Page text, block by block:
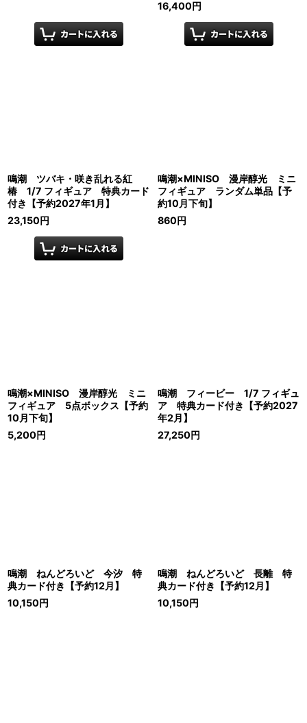
16,400円
鳴潮 ツバキ・咲き乱れる紅
椿 1/7 フィギュア 特典カード
付き【予約2027年1月】
23,150円
鳴潮×MINISO 漫岸醇光 ミニ
フィギュア ランダム単品【予
約10月下旬】
860円
鳴潮×MINISO 漫岸醇光 ミニ
フィギュア 5点ボックス【予約
10月下旬】
5,200円
鳴潮 フィービー 1/7 フィギュ
ア 特典カード付き【予約2027
年2月】
27,250円
鳴潮 ねんどろいど 今汐 特
典カード付き【予約12月】
10,150円
鳴潮 ねんどろいど 長離 特
典カード付き【予約12月】
10,150円